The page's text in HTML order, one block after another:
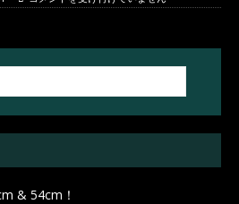
& 54cm！